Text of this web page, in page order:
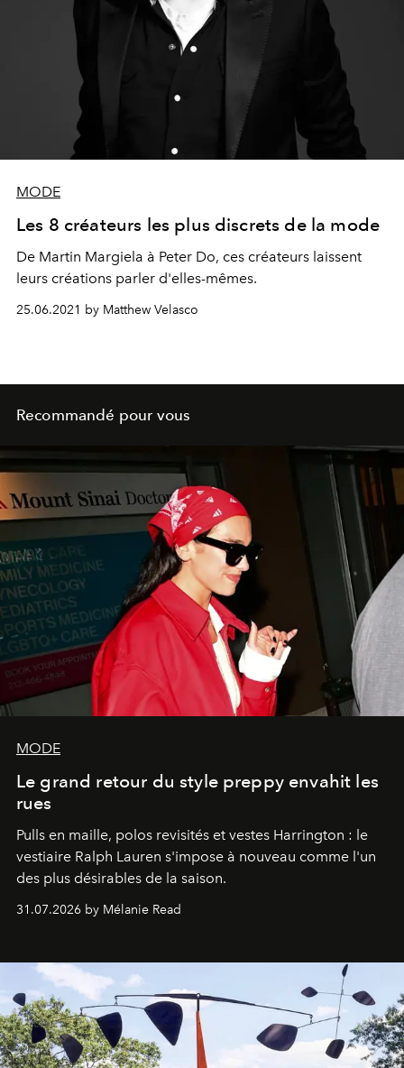
MODE
Les 8 créateurs les plus discrets de la mode
De Martin Margiela à Peter Do, ces créateurs laissent
leurs créations parler d'elles-mêmes.
25.06.2021 by Matthew Velasco
Recommandé pour vous
MODE
Le grand retour du style preppy envahit les
rues
Pulls en maille, polos revisités et vestes Harrington : le
vestiaire Ralph Lauren s'impose à nouveau comme l'un
des plus désirables de la saison.
31.07.2026 by Mélanie Read